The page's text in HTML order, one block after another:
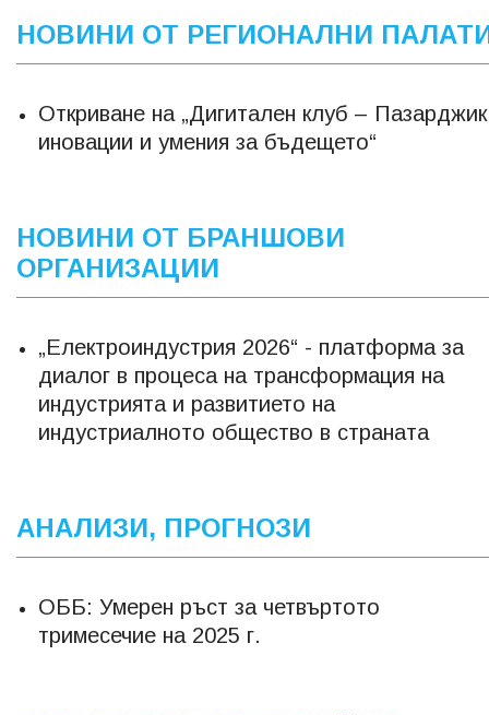
НОВИНИ ОТ РЕГИОНАЛНИ
Откриване на „Дигитален клуб –
иновации и умения за бъдещето“
НОВИНИ ОТ БРАНШОВИ
ОРГАНИЗАЦИИ
„Електроиндустрия 2026“ - платформа за
диалог в процеса на трансформация на
индустрията и развитието на
индустриалното общество в страната
АНАЛИЗИ, ПРОГНОЗИ
ОББ: Умерен ръст за четвъртото
тримесечие на 2025 г.